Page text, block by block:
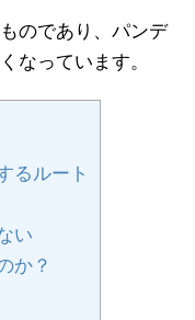
のであり、パンデ
なっています。
るルート
い
か？